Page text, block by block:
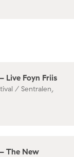
Live Foyn Friis
/ Sentralen,
The New